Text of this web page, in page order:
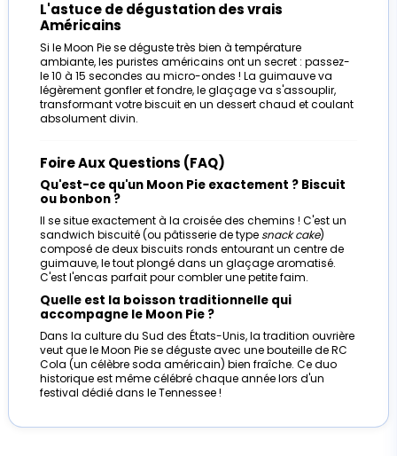
L'astuce de dégustation des vrais
Américains
Si le Moon Pie se déguste très bien à température
ambiante, les puristes américains ont un secret : passez-
le 10 à 15 secondes au micro-ondes ! La guimauve va
légèrement gonfler et fondre, le glaçage va s'assouplir,
transformant votre biscuit en un dessert chaud et coulant
absolument divin.
Foire Aux Questions (FAQ)
Qu'est-ce qu'un Moon Pie exactement ? Biscuit
ou bonbon ?
Il se situe exactement à la croisée des chemins ! C'est un
sandwich biscuité (ou pâtisserie de type snack cake)
composé de deux biscuits ronds entourant un centre de
guimauve, le tout plongé dans un glaçage aromatisé.
C'est l'encas parfait pour combler une petite faim.
Quelle est la boisson traditionnelle qui
accompagne le Moon Pie ?
Dans la culture du Sud des États-Unis, la tradition ouvrière
veut que le Moon Pie se déguste avec une bouteille de RC
Cola (un célèbre soda américain) bien fraîche. Ce duo
historique est même célébré chaque année lors d'un
festival dédié dans le Tennessee !